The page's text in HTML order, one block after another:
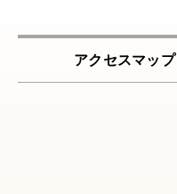
アクセスマップ